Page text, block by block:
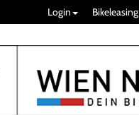
Login Bikeleasing